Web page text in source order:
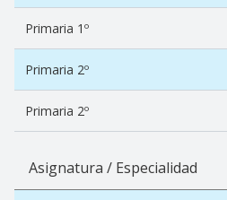
Primaria 1º
Primaria 2º
Primaria 2º
Asignatura / Especialidad